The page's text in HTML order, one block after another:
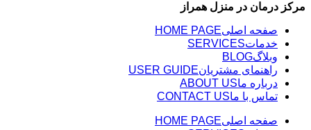
مرکز درمان در منزل همراز
صفحه اصلیHOME PAGE
خدماتSERVICES
وبلاگBLOG
راهنمای مشتریانUSER GUIDE
درباره ماABOUT US
تماس با ماCONTACT US
صفحه اصلیHOME PAGE